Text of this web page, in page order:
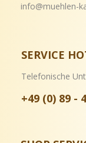
info@muehlen-
SERVICE
Telefonische
+49 (0) 89 -